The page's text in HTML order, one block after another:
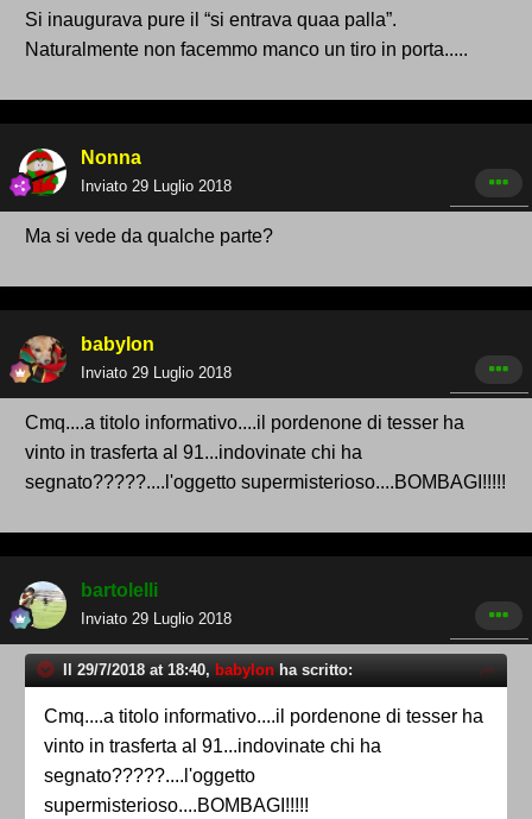
Si inaugurava pure il “si entrava quaa palla”.
Naturalmente non facemmo manco un tiro in porta.....
Nonna
Inviato 29 Luglio 2018
Ma si vede da qualche parte?
babylon
Inviato 29 Luglio 2018
Cmq....a titolo informativo....il pordenone di tesser ha
vinto in trasferta al 91...indovinate chi ha
segnato?????....l'oggetto supermisterioso....BOMBAGI!!!!!
bartolelli
Inviato 29 Luglio 2018
Il 29/7/2018 at 18:40, babylon ha scritto:
Cmq....a titolo informativo....il pordenone di tesser ha
vinto in trasferta al 91...indovinate chi ha
segnato?????....l'oggetto
supermisterioso....BOMBAGI!!!!!